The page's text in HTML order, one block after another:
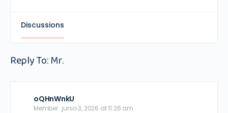
Discussions
Reply To: Mr.
oQHnWnkU
Member junio 3, 2026 at 11:26 am